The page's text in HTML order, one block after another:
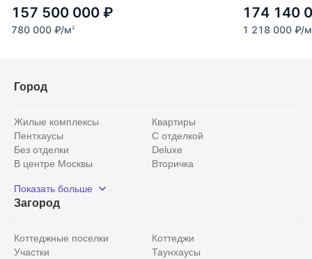
157 500 000 ₽
780 000 ₽/м2
174 140
1 218 000 ₽/м
Город
Жилые комплексы
Квартиры
Пентхаусы
С отделкой
Без отделки
Deluxe
В центре Москвы
Вторичка
Рядом с парком
С панорамными окнами
Показать больше
Загород
Коттеджные поселки
Коттеджи
Участки
Таунхаусы